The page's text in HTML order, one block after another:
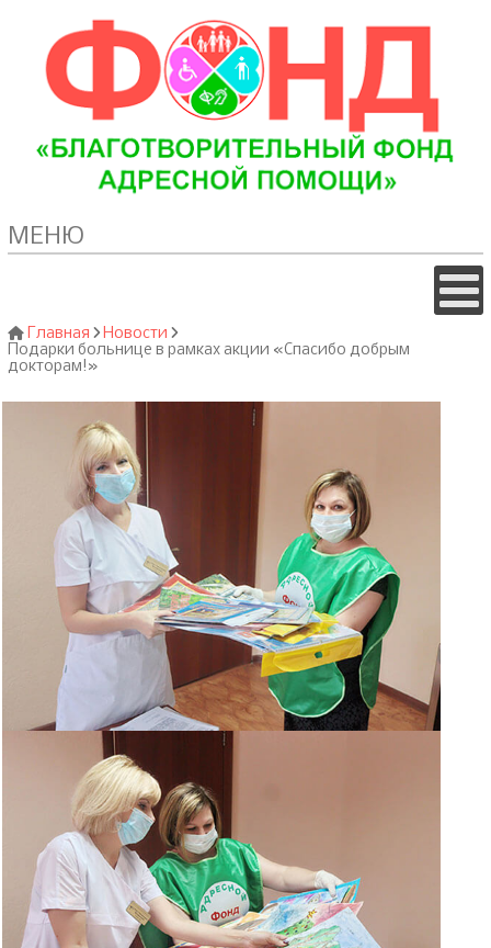
МЕНЮ
Главная
Новости
Подарки больнице в рамках акции «Спасибо добрым
докторам!»